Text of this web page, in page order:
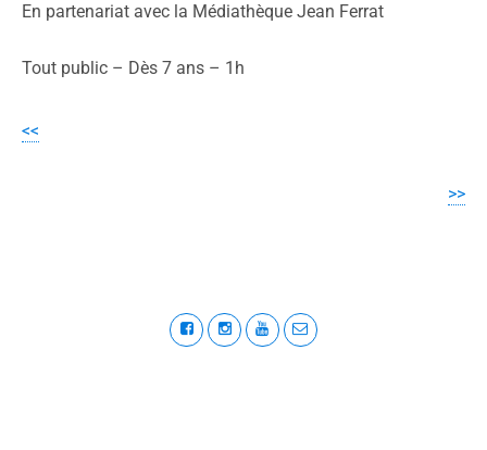
En partenariat avec la Médiathèque Jean Ferrat
Tout public – Dès 7 ans – 1h
<<
>>